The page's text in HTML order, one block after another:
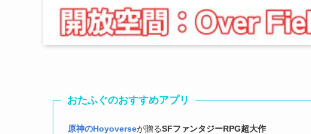
おたふぐのおすすめアプリ
原神のHoyoverseが贈るSFファンタジーRPG超大作